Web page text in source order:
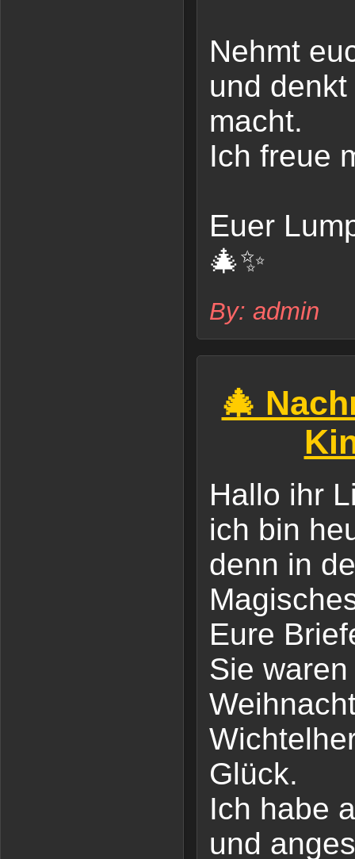
Nehmt
und
macht.
Ich freue
Euer
🎄✨
By: admin
🎄
Hallo ihr
ich bin
denn in
Eure
Sie
Glück.
Ich habe
und